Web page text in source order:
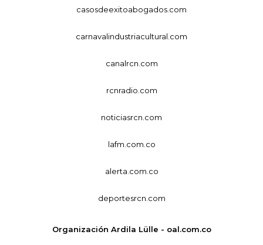
casosdeexitoabogados.com
carnavalindustriacultural.com
canalrcn.com
rcnradio.com
noticiasrcn.com
lafm.com.co
alerta.com.co
deportesrcn.com
Organización Ardila Lülle - oal.com.co